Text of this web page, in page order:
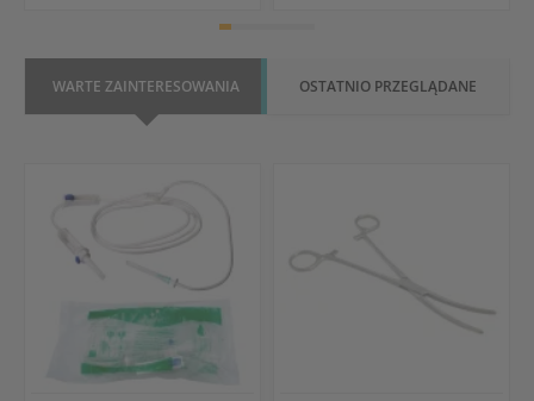
WARTE ZAINTERESOWANIA OSTATNIO PRZEGLĄDANE